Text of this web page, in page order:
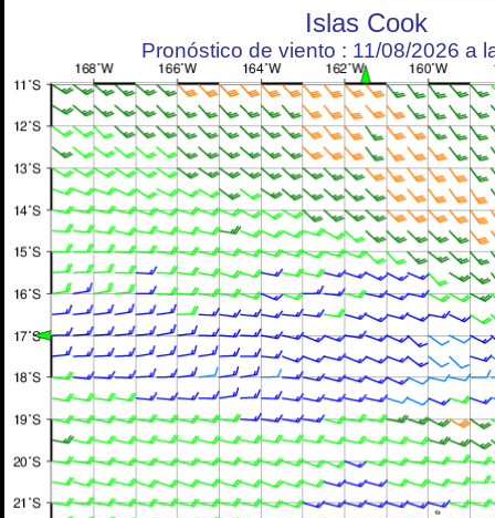
Islas Cook
Pronóstico de viento : 11/08/2026 a